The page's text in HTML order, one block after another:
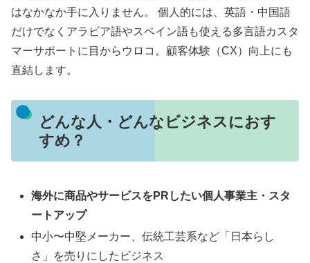
はなかなか手に入りません。 個人的には、英語・中国語
だけでなくアラビア語やスペイン語も使える多言語カスタ
マーサポートに目からウロコ。顧客体験（CX）向上にも
直結します。
どんな人・どんなビジネスにおす
すめ？
海外に商品やサービスをPRしたい個人事業主・スタ
ートアップ
中小〜中堅メーカー、伝統工芸系など「日本らし
さ」を売りにしたビジネス